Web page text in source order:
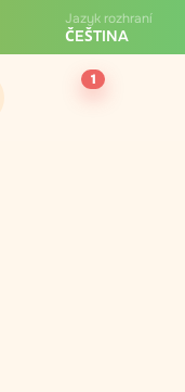
Jazyk rozhraní
ČEŠTINA
1